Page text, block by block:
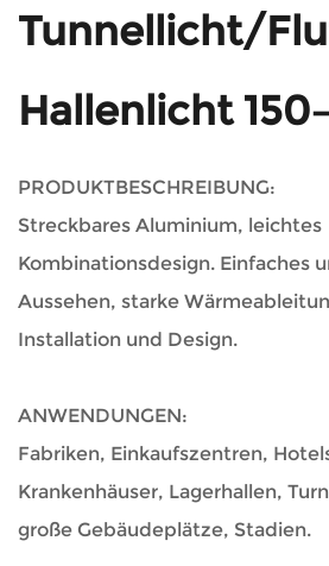
Tunnellicht/
Hallenlicht
PRODUKTBESCHREIBUNG:
Streckbares Aluminium, leichtes
Kombinationsdesign. Einfaches
Aussehen, starke
Installation und Design.
ANWENDUNGEN:
Fabriken, Einkaufszentren,
Krankenhäuser, Lagerhallen,
große Gebäudeplätze, Stadien.